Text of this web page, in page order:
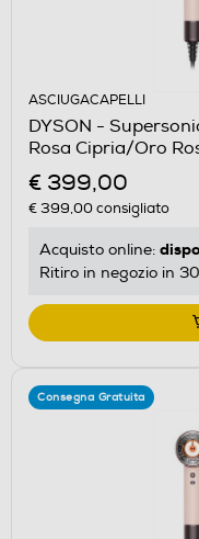
ASCIUGACAPELLI
DYSON -
Rosa Cipria/Oro
€ 399,00
€ 399,00consigliato
Acquisto online:
Ritiro in negozio in
Consegna Gratuita